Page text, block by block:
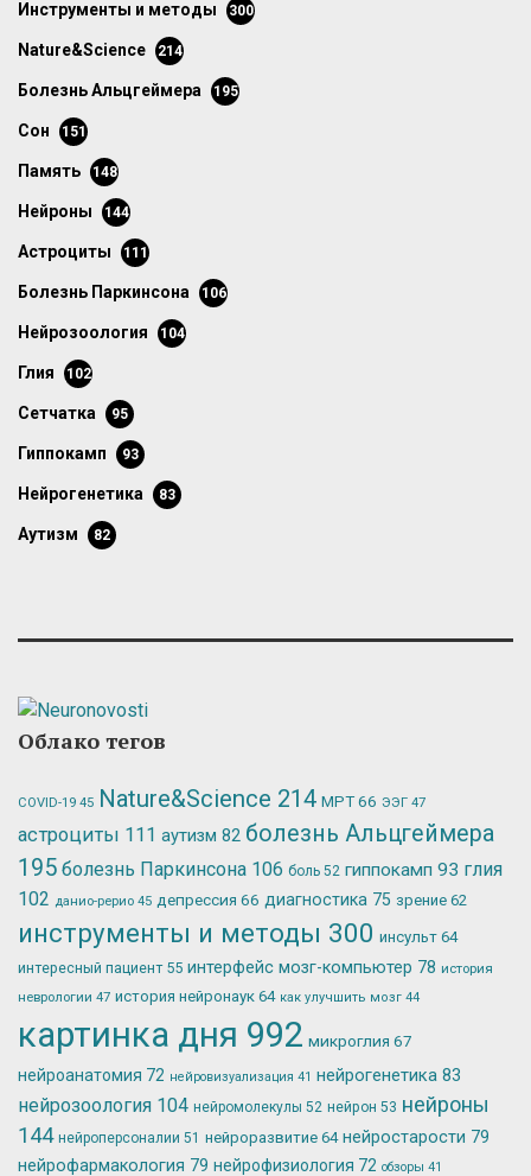
инструменты и методы 300
Nature&Science 214
болезнь Альцгеймера 195
сон 151
память 148
нейроны 144
астроциты 111
болезнь Паркинсона 106
нейрозоология 104
глия 102
сетчатка 95
гиппокамп 93
нейрогенетика 83
аутизм 82
Облако тегов
COVID-19 45 Nature&Science 214 МРТ66 ЭЭГ 47
астроциты 111 аутизм 82 болезнь Альцгеймера
195 болезнь Паркинсона 106 боль 52 гиппокамп 93 глия
102 данио-рерио 45 депрессия 66 диагностика 75 зрение 62
инструменты и методы 300 инсульт 64
интересный пациент 55 интерфейс мозг-компьютер 78 история
неврологии 47 история нейронаук 64 как улучшить мозг 44
картинка дня 992 микроглия 67
нейроанатомия 72 нейровизуализация 41 нейрогенетика 83
нейрозоология 104 нейромолекулы 52 нейрон 53 нейроны
144 нейроперсоналии 51 нейроразвитие 64 нейростарости 79
нейрофармакология 79 нейрофизиология 72 обзоры 41